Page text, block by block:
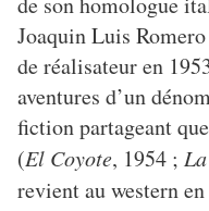
Joaquin Luis
de réalisateur en
aventures d’un
fiction partageant
(El Coyote, 1954 ;
revient au western